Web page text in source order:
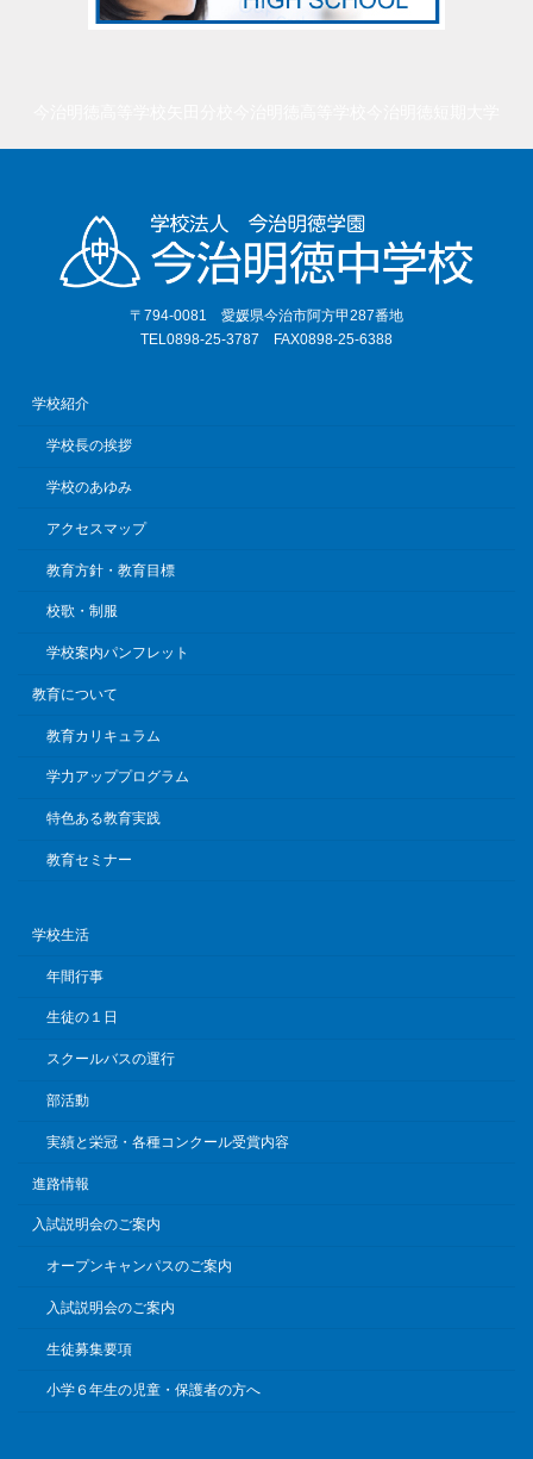
〒794-0081 愛媛県今治市阿方甲287番地
TEL0898-25-3787 FAX0898-25-6388
学校紹介
学校長の挨拶
学校のあゆみ
アクセスマップ
教育方針・教育目標
校歌・制服
学校案内パンフレット
教育について
教育カリキュラム
学力アッププログラム
特色ある教育実践
教育セミナー
学校生活
年間行事
生徒の１日
スクールバスの運行
部活動
実績と栄冠・各種コンクール受賞内容
進路情報
入試説明会のご案内
オープンキャンパスのご案内
入試説明会のご案内
生徒募集要項
小学６年生の児童・保護者の方へ